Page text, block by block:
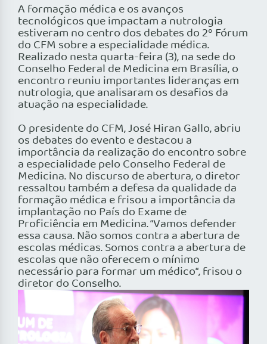
A formação médica e os avanços
tecnológicos que impactam a nutrologia
estiveram no centro dos debates do 2º Fórum
do CFM sobre a especialidade médica.
Realizado nesta quarta-feira (3), na sede do
Conselho Federal de Medicina em Brasília, o
encontro reuniu importantes lideranças em
nutrologia, que analisaram os desafios da
atuação na especialidade.
O presidente do CFM, José Hiran Gallo, abriu
os debates do evento e destacou a
importância da realização do encontro sobre
a especialidade pelo Conselho Federal de
Medicina. No discurso de abertura, o diretor
ressaltou também a defesa da qualidade da
formação médica e frisou a importância da
implantação no País do Exame de
Proficiência em Medicina. “Vamos defender
essa causa. Não somos contra a abertura de
escolas médicas. Somos contra a abertura de
escolas que não oferecem o mínimo
necessário para formar um médico“, frisou o
diretor do Conselho.